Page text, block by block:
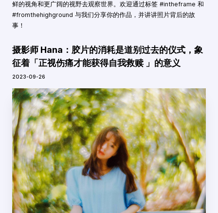
鲜的视角和更广阔的视野去观察世界。欢迎通过标签 #intheframe 和
#fromthehighground 与我们分享你的作品，并讲讲照片背后的故
事！
摄影师 Hana：胶片的消耗是道别过去的仪式，象
征着「正视伤痛才能获得自我救赎 」的意义
2023-09-26